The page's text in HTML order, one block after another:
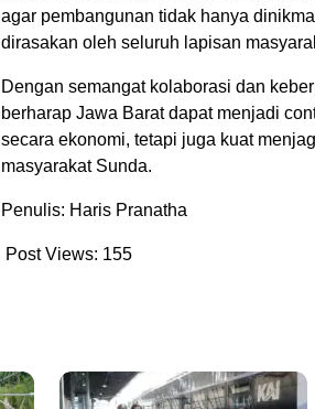
agar pembangunan tidak hanya
dirasakan oleh seluruh lapisan
Dengan semangat kolaborasi dan
berharap Jawa Barat dapat menjadi
secara ekonomi, tetapi juga kuat
masyarakat Sunda.
Penulis: Haris Pranatha
Post Views: 155